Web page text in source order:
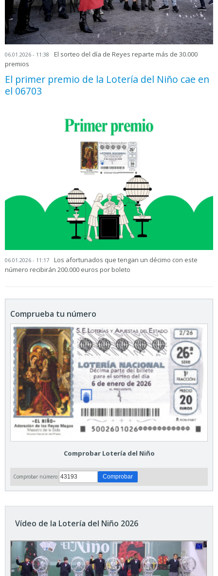
06.01.2026 - 11:38
El sorteo del día de Reyes reparte más de 30.000
premios
El primer premio de la Lotería del Niño cae en
el 06703
06.01.2026 - 11:17
Los afortunados que tengan un décimo con este
número recibirán 200.000 euros por boleto
Comprueba tu número
Comprobar Lotería del Niño
Comprobar número:
Vídeo de la Lotería del Niño 2026